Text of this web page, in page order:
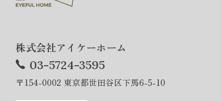
株式会社アイケーホーム
03-5724-3595
〒154-0002 東京都世田谷区下馬6-5-10